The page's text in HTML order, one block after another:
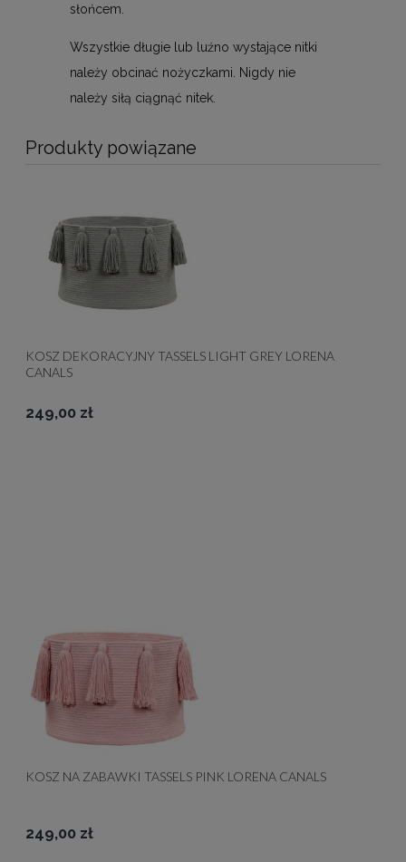
słońcem.
Wszystkie długie lub luźno wystające nitki
należy obcinać nożyczkami. Nigdy nie
należy siłą ciągnąć nitek.
Produkty powiązane
KOSZ DEKORACYJNY TASSELS LIGHT GREY LORENA
CANALS
249,00 zł
KOSZ NA ZABAWKI TASSELS PINK LORENA CANALS
249,00 zł